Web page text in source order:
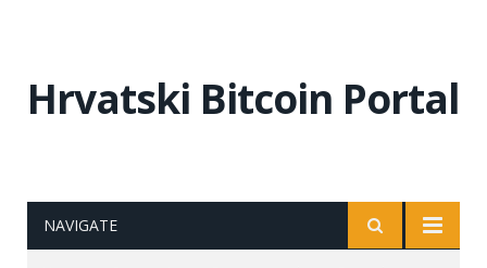
Hrvatski Bitcoin Portal
NAVIGATE